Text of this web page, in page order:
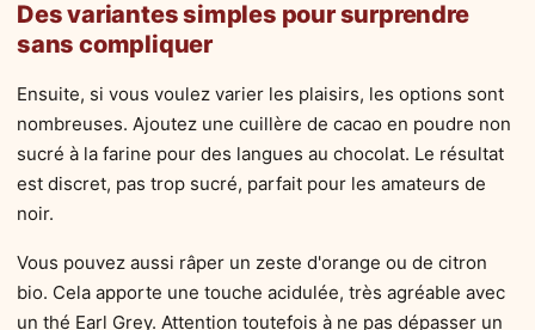
Des variantes simples pour surprendre
sans compliquer
Ensuite, si vous voulez varier les plaisirs, les options sont
nombreuses. Ajoutez une cuillère de cacao en poudre non
sucré à la farine pour des langues au chocolat. Le résultat
est discret, pas trop sucré, parfait pour les amateurs de
noir.
Vous pouvez aussi râper un zeste d'orange ou de citron
bio. Cela apporte une touche acidulée, très agréable avec
un thé Earl Grey. Attention toutefois à ne pas dépasser un